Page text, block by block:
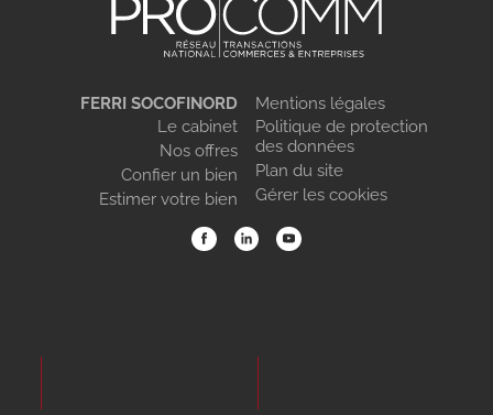
FERRI SOCOFINORD
Le cabinet
Nos offres
Confier un bien
Estimer votre bien
Mentions légales
Politique de protection
des données
Plan du site
Gérer les cookies